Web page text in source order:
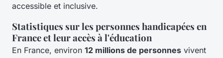
accessible et inclusive.
Statistiques sur les personnes handicapées en
France et leur accès à l'éducation
En France, environ 12 millions de personnes vivent